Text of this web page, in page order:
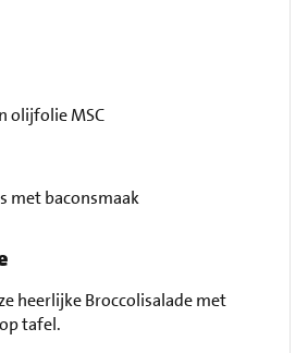
olijfolie MSC
met baconsmaak
heerlijke Broccolisalade met
tafel.